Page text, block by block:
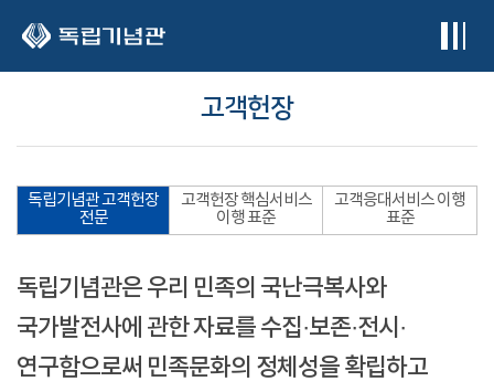
고객헌장
독립기념관 고객헌장
전문
고객헌장 핵심서비스
이행 표준
고객응대서비스 이행
표준
독립기념관은 우리 민족의 국난극복사와
국가발전사에 관한 자료를 수집·보존·전시·
연구함으로써 민족문화의 정체성을 확립하고